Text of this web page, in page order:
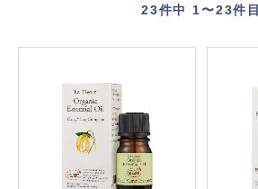
23件中 1〜23件目